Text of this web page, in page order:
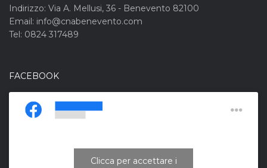
Indirizzo: Via A. Mellusi, 36 - Benevento 82100
Email: info@cnabenevento.com
Tel: 0824 317489
FACEBOOK
Clicca per accettare i